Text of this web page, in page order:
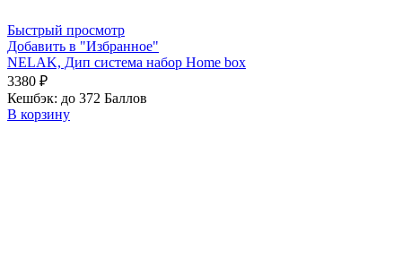
Быстрый просмотр
Добавить в "Избранное"
NELAK, Дип система набор Home box
3380 ₽
Кешбэк: до 372 Баллов
В корзину